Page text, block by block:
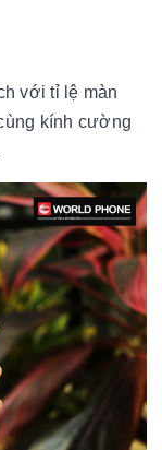
với tỉ lệ màn
kính cường